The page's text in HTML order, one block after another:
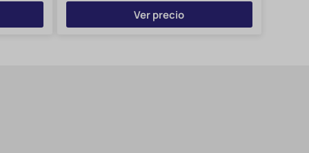
Ver precio